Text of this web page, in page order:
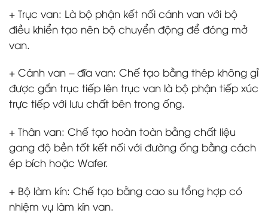
+ Trục van: Là bộ phận kết nối cánh van với bộ
điều khiển tạo nên bộ chuyển động để đóng mở
van.
+ Cánh van – đĩa van: Chế tạo bằng thép không gỉ
được gắn trục tiếp lên trục van là bộ phận tiếp xúc
trực tiếp với lưu chất bên trong ống.
+ Thân van: Chế tạo hoàn toàn bằng chất liệu
gang độ bền tốt kết nối với đường ống bằng cách
ép bích hoặc Wafer.
+ Bộ làm kín: Chế tạo bằng cao su tổng hợp có
nhiệm vụ làm kín van.